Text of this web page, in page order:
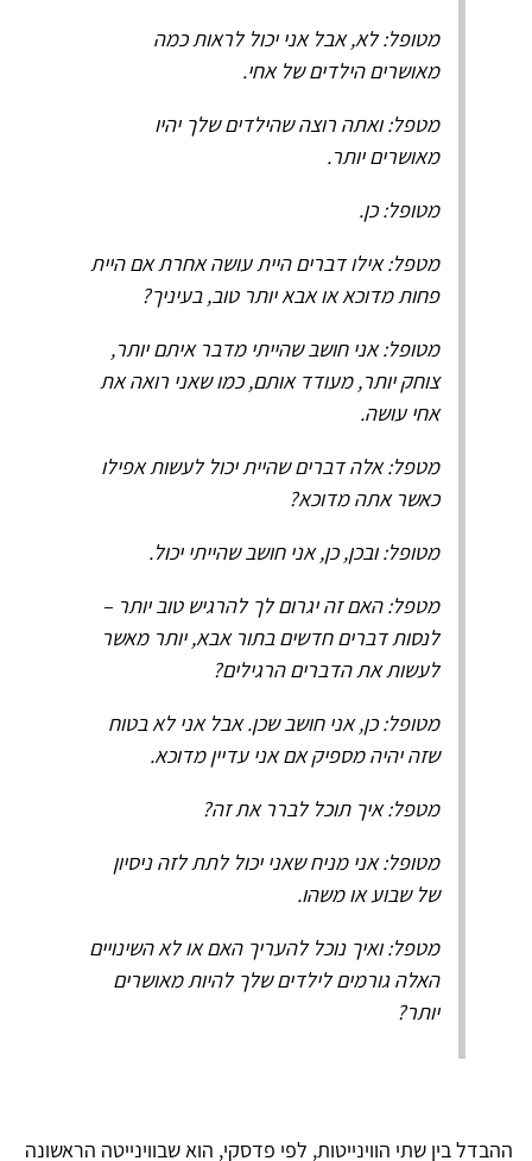
מטופל: לא, אבל אני יכול לראות כמה
מאושרים הילדים של אחי.
מטפל: ואתה רוצה שהילדים שלך יהיו
מאושרים יותר.
מטופל: כן.
מטפל: אילו דברים היית עושה אחרת אם היית
פחות מדוכא או אבא יותר טוב, בעיניך?
מטופל: אני חושב שהייתי מדבר איתם יותר,
צוחק יותר, מעודד אותם, כמו שאני רואה את
אחי עושה.
מטפל: אלה דברים שהיית יכול לעשות אפילו
כאשר אתה מדוכא?
מטופל: ובכן, כן, אני חושב שהייתי יכול.
מטפל: האם זה יגרום לך להרגיש טוב יותר –
לנסות דברים חדשים בתור אבא, יותר מאשר
לעשות את הדברים הרגילים?
מטופל: כן, אני חושב שכן. אבל אני לא בטוח
שזה יהיה מספיק אם אני עדיין מדוכא.
מטפל: איך תוכל לברר את זה?
מטופל: אני מניח שאני יכול לתת לזה ניסיון
של שבוע או משהו.
מטפל: ואיך נוכל להעריך האם או לא השינויים
האלה גורמים לילדים שלך להיות מאושרים
יותר?
ההבדל בין שתי הווינייטות, לפי פדסקי, הוא שבווינייטה הראשונה